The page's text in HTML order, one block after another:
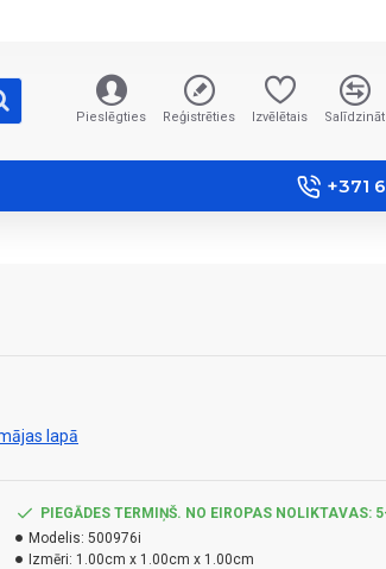
Pieslēgties Reģistrēties Izvēlētais Salīdzināt
+371
lapā
PIEGĀDES TERMIŅŠ. NO EIROPAS NOLIKTAVAS:
Modelis: 500976i
Izmēri: 1.00cm x 1.00cm x 1.00cm